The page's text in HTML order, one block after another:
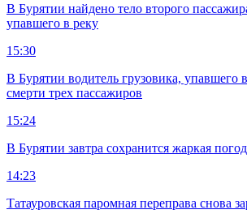
В Бурятии найдено тело второго
упавшего в реку
15:30
В Бурятии водитель грузовика, упавшего
смерти трех пассажиров
15:24
В Бурятии завтра сохранится жаркая
14:23
Татауровская паромная переправа снова